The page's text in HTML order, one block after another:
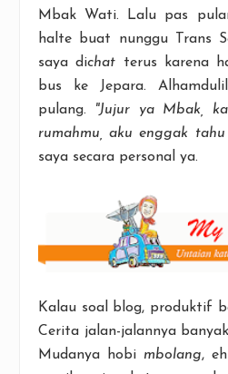
Mbak Wati. Lalu pas
halte buat nunggu Trans
saya dichat terus karena
bus ke Jepara.
pulang. "Jujur ya Mbak,
rumahmu, aku enggak tahu
saya secara personal ya.
Kalau soal blog, produktif
Cerita jalan-jalannya
Mudanya hobi mbolang,